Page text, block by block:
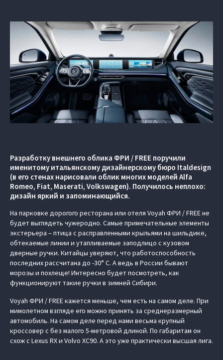
Разработку внешнего облика ФРИ / FREE поручили
именитому итальянскому дизайнерскому бюро Italdesign
(в его стенах нарисовали облик многих моделей Alfa
Romeo, Fiat, Maserati, Volkswagen). Получилось неплохо:
дизайн яркий и запоминающийся.
На парковке дорогого ресторана или отеля Voyah ФРИ / FREE не
будет выглядеть чужеродно. Самые примечательные элементы
экстерьера – птица с расправленными крыльями на шильдике,
обтекаемые линии и утапливаемые заподлицо с кузовом
дверные ручки. Китайцы уверяют, что работоспособность
последних рассчитана до -30° C. А ведь в России бывают
морозы и похлеще! Интересно будет посмотреть, как
функционируют такие ручки в зимней Сибири.
Voyah ФРИ / FREE кажется меньше, чем есть на самом деле. При
мимолетном взгляде его можно принять за среднеразмерный
автомобиль. На самом деле перед нами весьма крупный
кроссовер с без малого 5-метровой длиной. По габаритам он
схож с Lexus RX и Volvo XC90. А это уже практически высшая лига.